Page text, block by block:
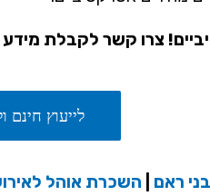
צרו קשר לקבלת מידע
לייעוץ חינם
ראם השכרת אוהל